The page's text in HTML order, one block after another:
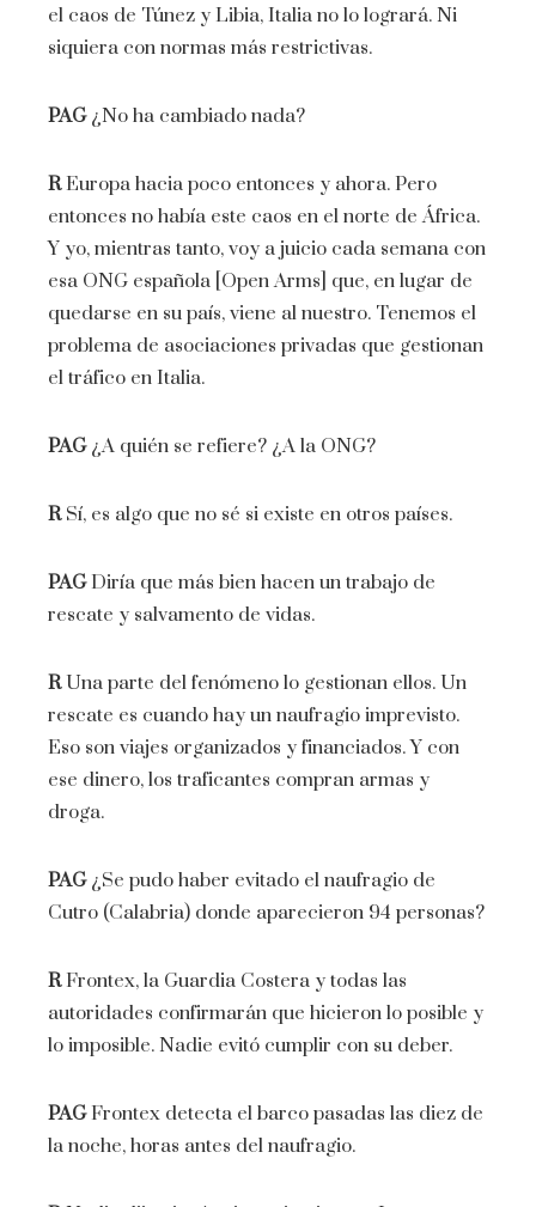
el caos de Túnez y Libia, Italia no lo logrará. Ni
siquiera con normas más restrictivas.
PAG¿No ha cambiado nada?
REuropa hacia poco entonces y ahora. Pero
entonces no había este caos en el norte de África.
Y yo, mientras tanto, voy a juicio cada semana con
esa ONG española [Open Arms] que, en lugar de
quedarse en su país, viene al nuestro. Tenemos el
problema de asociaciones privadas que gestionan
el tráfico en Italia.
PAG¿A quién se refiere? ¿A la ONG?
RSí, es algo que no sé si existe en otros países.
PAGDiría que más bien hacen un trabajo de
rescate y salvamento de vidas.
RUna parte del fenómeno lo gestionan ellos. Un
rescate es cuando hay un naufragio imprevisto.
Eso son viajes organizados y financiados. Y con
ese dinero, los traficantes compran armas y
droga.
PAG¿Se pudo haber evitado el naufragio de
Cutro (Calabria) donde aparecieron 94 personas?
RFrontex, la Guardia Costera y todas las
autoridades confirmarán que hicieron lo posible y
lo imposible. Nadie evitó cumplir con su deber.
PAGFrontex detecta el barco pasadas las diez de
la noche, horas antes del naufragio.